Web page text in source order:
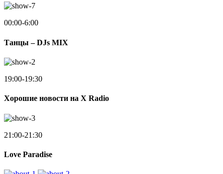
00:00-6:00
Танцы – DJs MIX
19:00-19:30
Хорошие новости на X Radio
21:00-21:30
Love Paradise